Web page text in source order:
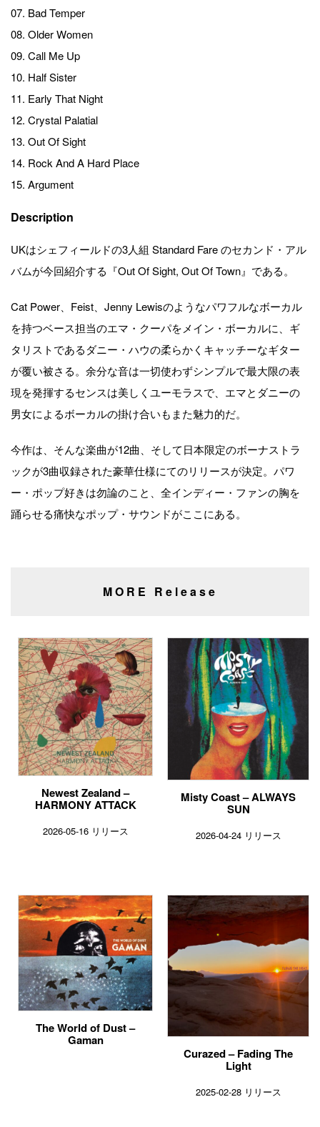
07. Bad Temper
08. Older Women
09. Call Me Up
10. Half Sister
11. Early That Night
12. Crystal Palatial
13. Out Of Sight
14. Rock And A Hard Place
15. Argument
Description
UKはシェフィールドの3人組 Standard Fare のセカンド・アル
バムが今回紹介する『Out Of Sight, Out Of Town』である。
Cat Power、Feist、Jenny Lewisのようなパワフルなボーカル
を持つベース担当のエマ・クーパをメイン・ボーカルに、ギ
タリストであるダニー・ハウの柔らかくキャッチーなギター
が覆い被さる。余分な音は一切使わずシンプルで最大限の表
現を発揮するセンスは美しくユーモラスで、エマとダニーの
男女によるボーカルの掛け合いもまた魅力的だ。
今作は、そんな楽曲が12曲、そして日本限定のボーナストラ
ックが3曲収録された豪華仕様にてのリリースが決定。パワ
ー・ポップ好きは勿論のこと、全インディー・ファンの胸を
踊らせる痛快なポップ・サウンドがここにある。
MORE Release
Newest Zealand –
HARMONY ATTACK
2026-05-16 リリース
Misty Coast – ALWAYS
SUN
2026-04-24 リリース
The World of Dust –
Gaman
Curazed – Fading The
Light
2025-02-28 リリース